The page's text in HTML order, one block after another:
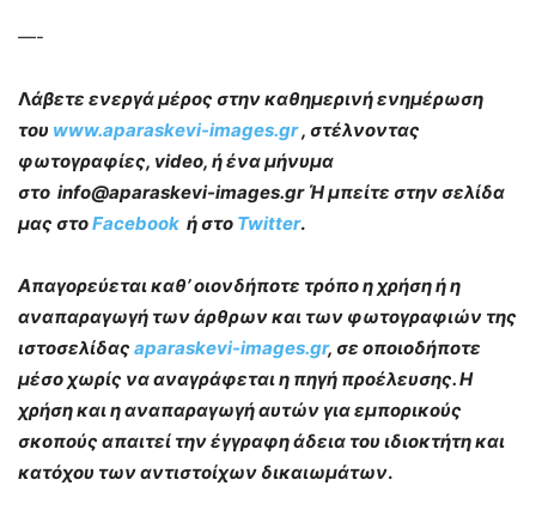
—-
Λάβετε ενεργά μέρος στην καθημερινή ενημέρωση
του www.aparaskevi-images.gr, στέλνοντας
φωτογραφίες, video, ή ένα μήνυμα
στο info@aparaskevi-images.gr Ή μπείτε στην σελίδα
μας στοFacebook ή στο Twitter.
Απαγορεύεται καθ’ οιονδήποτε τρόπο η χρήση ή η
αναπαραγωγή των άρθρων και των φωτογραφιών της
ιστοσελίδας aparaskevi-images.gr, σε οποιοδήποτε
μέσο χωρίς να αναγράφεται η πηγή προέλευσης. Η
χρήση και η αναπαραγωγή αυτών για εμπορικούς
σκοπούς απαιτεί την έγγραφη άδεια του ιδιοκτήτη και
κατόχου των αντιστοίχων δικαιωμάτων.